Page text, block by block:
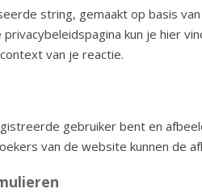
string, gemaakt op basis
privacybeleidspagina kun je hier
van je reactie.
gebruiker bent en
van de website kunnen de